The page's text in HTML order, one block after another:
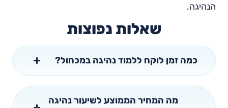
הנהיגה.
שאלות נפוצות
כמה זמן לוקח ללמוד נהיגה במכחול?
מה המחיר הממוצע לשיעור נהיגה